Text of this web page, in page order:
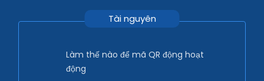
Tài nguyên
Làm thế nào để mã QR động hoạt
động